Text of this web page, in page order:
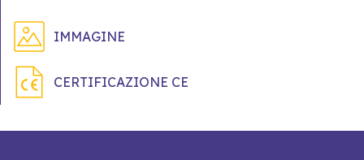
IMMAGINE
CERTIFICAZIONE CE